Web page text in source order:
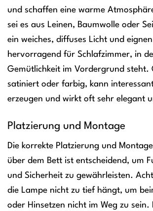
und schaffen eine warme
sei es aus Leinen, Baumwolle oder
ein weiches, diffuses Licht und
hervorragend für Schlafzimmer, in
Gemütlichkeit im Vordergrund steht.
satiniert oder farbig, kann
erzeugen und wirkt oft sehr elegant
Platzierung und Montage
Die korrekte Platzierung und
über dem Bett ist entscheidend, um
und Sicherheit zu gewährleisten.
die Lampe nicht zu tief hängt, um
oder Hinsetzen nicht im Weg zu sein.